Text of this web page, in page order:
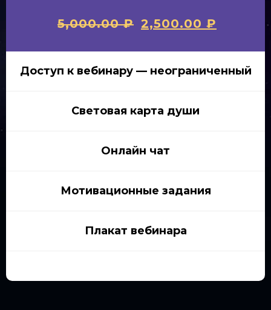
5,000.00₽ 2,500.00 ₽
Доступ к вебинару — неограниченный
Световая карта души
Онлайн чат
Мотивационные задания
Плакат вебинара